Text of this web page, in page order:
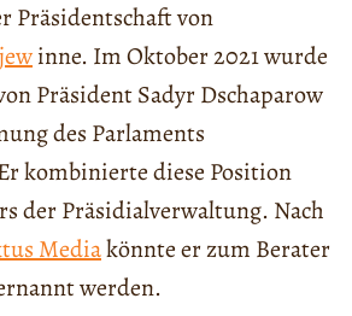
Präsidentschaft von
inne. Im Oktober 2021 wurde
Präsident Sadyr Dschaparow
des Parlaments
kombinierte diese Position
der Präsidialverwaltung. Nach
Mediakönnte er zum Berater
werden.